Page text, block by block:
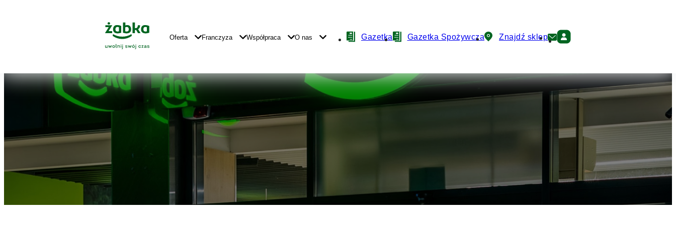
Główne
Logo
Główna
Nawigacja
Oferta Franczyza Współpraca O nas
NawigacjaGazetka Gazetka Spożywcza Znajdź sklep